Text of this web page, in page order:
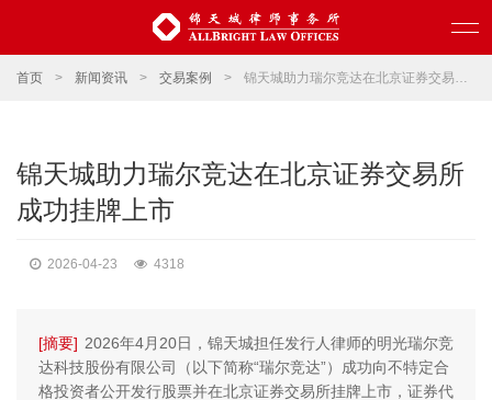
首页 > 新闻资讯 > 交易案例 > 锦天城助力瑞尔竞达在北京证券交易所成功挂牌上市
锦天城助力瑞尔竞达在北京证券交易所
成功挂牌上市
2026-04-23 4318
[摘要] 2026年4月20日，锦天城担任发行人律师的明光瑞尔竞
达科技股份有限公司（以下简称“瑞尔竞达”）成功向不特定合
格投资者公开发行股票并在北京证券交易所挂牌上市，证券代